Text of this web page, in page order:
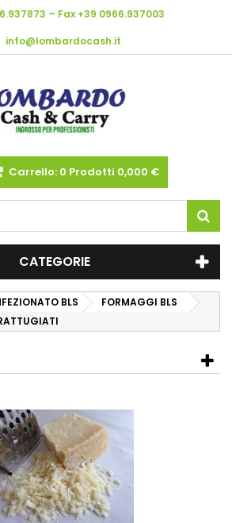
– Fax +39 0966.937003
info@lombardocash.it
Carrello: 0 Prodotti 0,000 €
CATEGORIE
BLS
FORMAGGI BLS